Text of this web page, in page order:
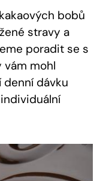
bobů
stravy a
poradit se s
vám mohl
dávku